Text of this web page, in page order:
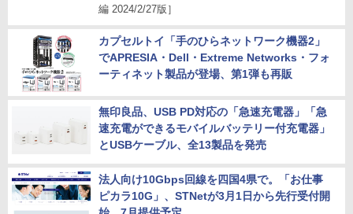
編 2024/2/27版］
カプセルトイ「手のひらネットワーク機器2」
でAPRESIA・Dell・Extreme Networks・フォ
ーティネット製品が登場、第1弾も再販
無印良品、USB PD対応の「急速充電器」「急
速充電ができるモバイルバッテリー付充電器」
とUSBケーブル、全13製品を発売
法人向け10Gbps回線を四国4県で。「お仕事
ピカラ10G」、STNetが3月1日から先行受付開